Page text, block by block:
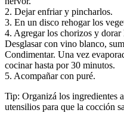
2. Dejar enfriar y pincharlos.
3. En un disco rehogar los
4. Agregar los chorizos y dorar
Desglasar con vino blanco,
Condimentar. Una vez
cocinar hasta por 30 minutos.
5. Acompañar con puré.
Tip: Organizá los ingredientes
utensilios para que la cocción